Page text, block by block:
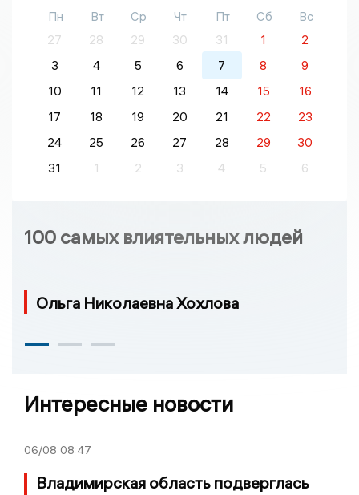
Пн Вт Ср Чт Пт Сб
Вс
27
28 29 30 31 1
2
3
4 5 6 7 8
9
10
11 12 13 14 15
16
17
18 19 20 21 22
23
24
25 26 27 28 29
30
31
1 2 3 4 5 6
100 самых влиятельных людей
Ольга Николаевна Хохлова
Интересные новости
06/08 08:47
Владимирская область подверглась